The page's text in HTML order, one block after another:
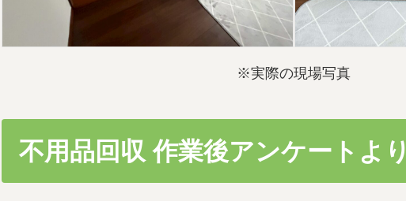
※実際の現場写真
不用品回収 作業後アンケートより